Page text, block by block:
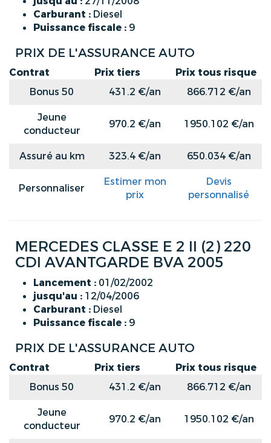
Carburant : Diesel
Puissance fiscale : 9
PRIX DE L'ASSURANCE AUTO
Contrat Prix tiers
Prix tous risque
Bonus 50
431.2 €/an
866.712 €/an
Jeune
conducteur
970.2 €/an 1950.102 €/an
Assuré au km 323.4 €/an 650.034 €/an
Personnaliser
Estimer mon
prix
Devis
personnalisé
MERCEDES CLASSE E 2 II (2) 220
CDI AVANTGARDE BVA 2005
Lancement : 01/02/2002
jusqu'au : 12/04/2006
Carburant : Diesel
Puissance fiscale : 9
PRIX DE L'ASSURANCE AUTO
Contrat Prix tiers
Prix tous risque
Bonus 50
431.2 €/an
866.712 €/an
Jeune
conducteur
970.2 €/an 1950.102 €/an